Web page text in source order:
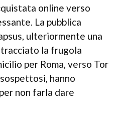
online verso
La pubblica
ulteriormente una
la frugola
per Roma, verso Tor
hanno
non farla dare